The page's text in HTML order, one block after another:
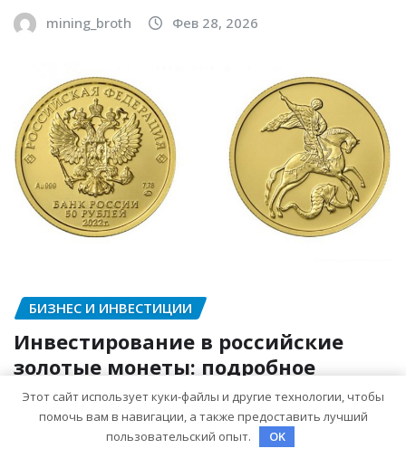
mining_broth Фев 28, 2026
БИЗНЕС И ИНВЕСТИЦИИ
Инвестирование в российские
золотые монеты: подробное
руководство
Фев 18, 2026
Этот сайт использует куки-файлы и другие технологии, чтобы
помочь вам в навигации, а также предоставить лучший
пользовательский опыт.
OK